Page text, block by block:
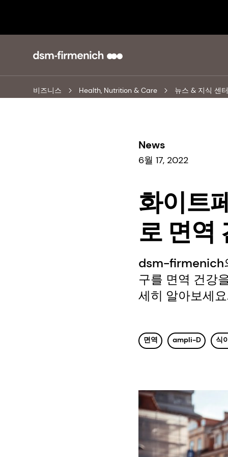
비즈니스 Health, Nutrition & Care 뉴스 & 지식 센터
News
6월 17, 2022
화이트
로 면역
dsm-firmenich
구를 면역 건강
세히 알아보세
면역 ampli-D 식